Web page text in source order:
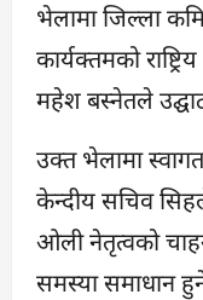
भेलामा जिल्ला
कार्यक्तमको
महेश बस्नेतले
उक्त भेलामा स्वागत
केन्दीय सचिव सिहले
ओली नेतृत्वको
समस्या समाधान